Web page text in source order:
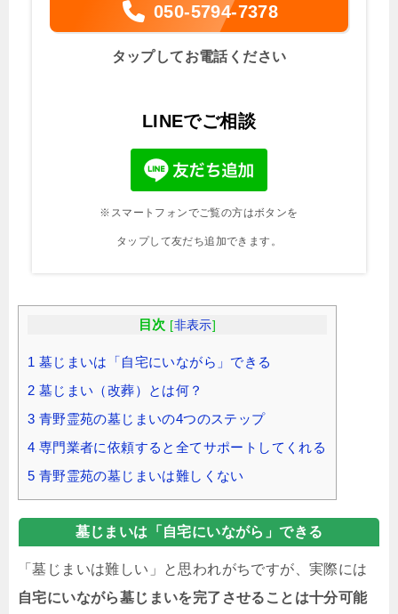
050-5794-7378
タップしてお電話ください
LINEでご相談
※スマートフォンでご覧の方はボタンを
タップして友だち追加できます。
目次 [非表示]
1 墓じまいは「自宅にいながら」できる
2 墓じまい（改葬）とは何？
3 青野霊苑の墓じまいの4つのステップ
4 専門業者に依頼すると全てサポートしてくれる
5 青野霊苑の墓じまいは難しくない
墓じまいは「自宅にいながら」できる
「墓じまいは難しい」と思われがちですが、実際には
自宅にいながら墓じまいを完了させることは十分可能